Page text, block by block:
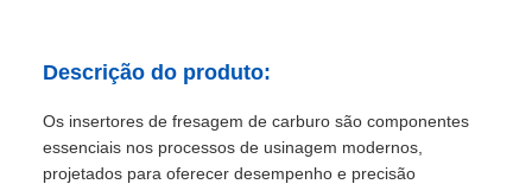
Descrição do produto:
Os insertores de fresagem de carburo são componentes
essenciais nos processos de usinagem modernos,
projetados para oferecer desempenho e precisão